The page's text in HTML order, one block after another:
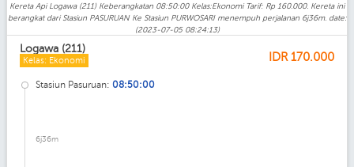
Kereta Api Logawa (211) Keberangkatan 08:50:00 Kelas:Ekonomi Tarif: Rp 160.000. Kereta ini
berangkat dari Stasiun PASURUAN Ke Stasiun PURWOSARI menempuh perjalanan 6j36m. date:
(2023-07-05 08:24:13)
Logawa (211)
Kelas: Ekonomi IDR 170.000
Stasiun Pasuruan: 08:50:00
6j36m